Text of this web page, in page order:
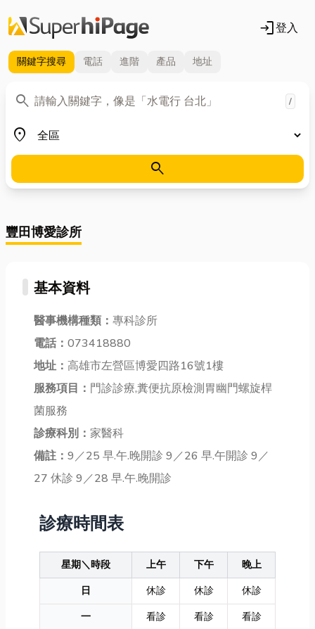
login登入
關鍵字搜尋 電話 進階 產品 地址
search
關鍵字 /
place
地區
search
豐田博愛診所
基本資料
醫事機構種類： 專科診所
電話： 073418880
地址： 高雄市左營區博愛四路16號1樓
服務項目： 門診診療,糞便抗原檢測胃幽門螺旋桿
菌服務
診療科別： 家醫科
備註： 9／25 早.午.晚開診 9／26 早.午開診 9／
27 休診 9／28 早.午.晚開診
診療時間表
星期＼時段 上午 下午
晚上
日
休診 休診
休診
一
看診 看診
看診